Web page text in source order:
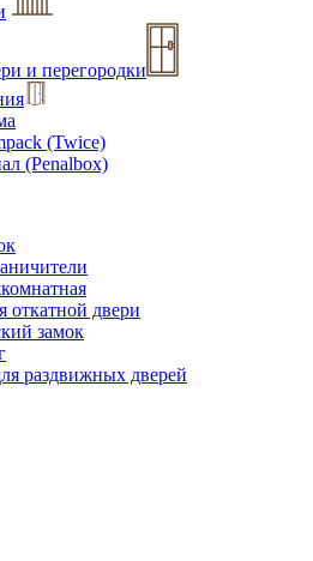
и перегородки
(Twice)
(Penalbox)
откатной двери
замок
раздвижных дверей